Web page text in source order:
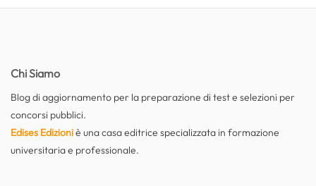
Chi Siamo
Blog di aggiornamento per la preparazione di test e selezioni per
concorsi pubblici.
Edises Edizioniè una casa editrice specializzata in formazione
universitaria e professionale.